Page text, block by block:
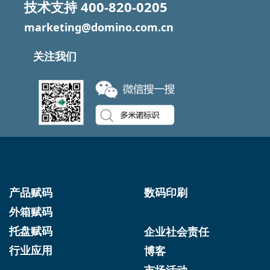
技术支持400-820-0205
marketing@domino.com.cn
关注我们
产品赋码
外箱赋码
托盘赋码
行业应用
数码印刷
企业社会责任
博客